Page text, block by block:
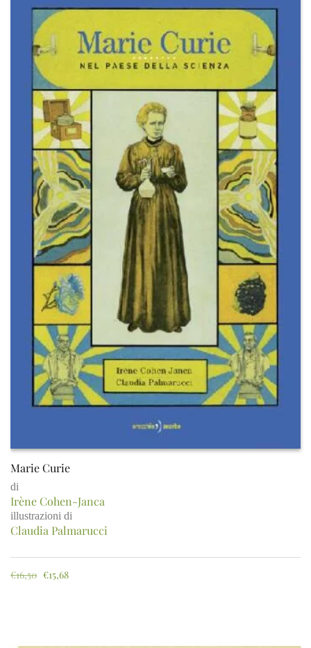
Marie Curie
di
Irène Cohen-Janca
illustrazioni di
Claudia Palmarucci
€16,50 €15,68